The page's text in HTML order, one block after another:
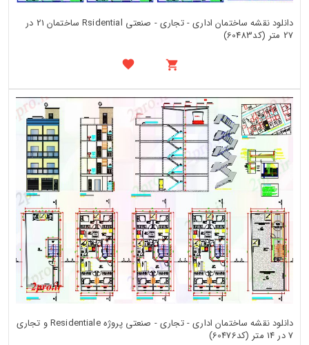
دانلود نقشه ساختمان اداری - تجاری - صنعتی Rsidential ساختمان 21 در
27 متر (کد60483)
دانلود نقشه ساختمان اداری - تجاری - صنعتی پروژه Residentiale و تجاری
7 در 14 متر (کد60476)